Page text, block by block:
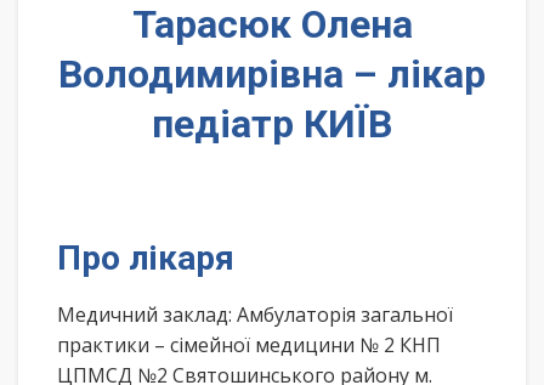
Тарасюк Олена
Володимирівна – лікар
педіатр КИЇВ
Про лікаря
Медичний заклад: Амбулаторія загальної
практики – сімейної медицини № 2 КНП
ЦПМСД №2 Святошинського району м.